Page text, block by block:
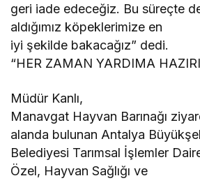
geri iade edeceğiz. Bu süreçte
aldığımız köpeklerimize en
iyi şekilde bakacağız” dedi.
“HER ZAMAN YARDIMA
Müdür Kanlı,
Manavgat Hayvan Barınağı
alanda bulunan Antalya
Belediyesi Tarımsal İşlemler
Özel, Hayvan Sağlığı ve